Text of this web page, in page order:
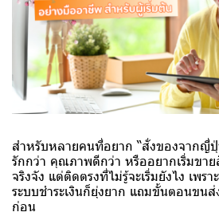
สำหรับหลายคนที่อยาก “สั่งของจากญี่ปุ่
รักกว่า คุณภาพดีกว่า หรืออยากเริ่มขา
จริงจัง แต่ติดตรงที่ไม่รู้จะเริ่มยังไง เพร
ระบบชำระเงินก็ยุ่งยาก แถมขั้นตอนขน
ก่อน